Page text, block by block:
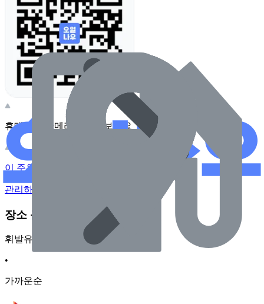
휴대전화 카메라로 찍어보세요
이 주유소의 사장님이신가요?
관리하기
장소 근처 주유소
휘발유
•
가까운순